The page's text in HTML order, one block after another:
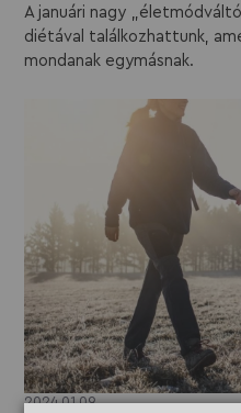
A januári nagy
diétával találkozhattunk,
mondanak egymásnak.
2024.01.09.